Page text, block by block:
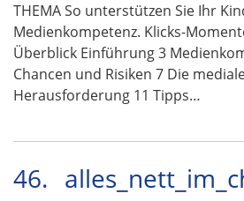
THEMA So unterstützen Sie Ihr
Medienkompetenz. Klicks-
Überblick Einführung 3
Chancen und Risiken 7 Die
Herausforderung 11 Tipps…
46.